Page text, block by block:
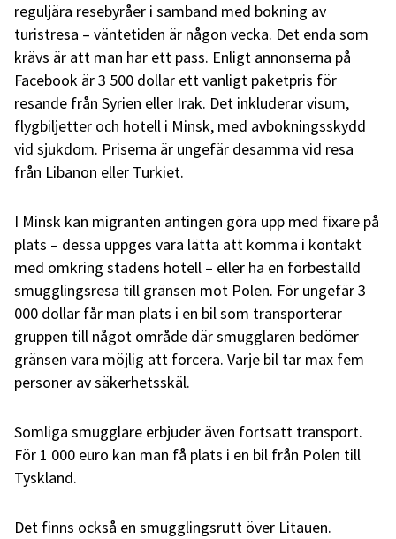
reguljära resebyråer i samband med bokning av
turistresa – väntetiden är någon vecka. Det enda som
krävs är att man har ett pass. Enligt annonserna på
Facebook är 3 500 dollar ett vanligt paketpris för
resande från Syrien eller Irak. Det inkluderar visum,
flygbiljetter och hotell i Minsk, med avbokningsskydd
vid sjukdom. Priserna är ungefär desamma vid resa
från Libanon eller Turkiet.
I Minsk kan migranten antingen göra upp med fixare på
plats – dessa uppges vara lätta att komma i kontakt
med omkring stadens hotell – eller ha en förbeställd
smugglingsresa till gränsen mot Polen. För ungefär 3
000 dollar får man plats i en bil som transporterar
gruppen till något område där smugglaren bedömer
gränsen vara möjlig att forcera. Varje bil tar max fem
personer av säkerhetsskäl.
Somliga smugglare erbjuder även fortsatt transport.
För 1 000 euro kan man få plats i en bil från Polen till
Tyskland.
Det finns också en smugglingsrutt över Litauen.